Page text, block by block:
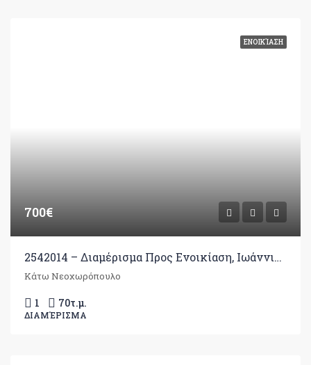
ΕΝΟΙΚΊΑΣΗ
700€
2542014 – Διαμέρισμα Προς Ενοικίαση, Ιωάννινα, 70 τ.μ., €700
Κάτω Νεοχωρόπουλο
1 70τ.μ.
ΔΙΑΜΈΡΙΣΜΑ